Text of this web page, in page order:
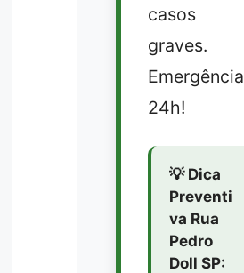
casos
graves.
Emergência
24h!
💡 Dica
Preventi
va Rua
Pedro
Doll SP: